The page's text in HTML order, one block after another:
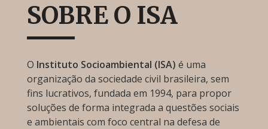
SOBRE O ISA
O Instituto Socioambiental (ISA) é uma
organização da sociedade civil brasileira, sem
fins lucrativos, fundada em 1994, para propor
soluções de forma integrada a questões sociais
e ambientais com foco central na defesa de